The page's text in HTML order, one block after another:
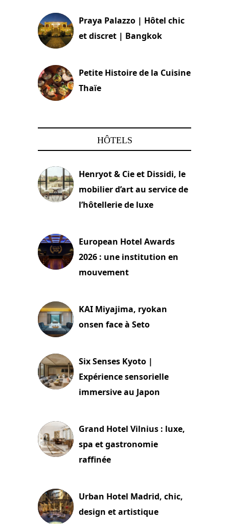
Praya Palazzo | Hôtel chic
et discret | Bangkok
Petite Histoire de la Cuisine
Thaïe
HÔTELS
Henryot & Cie et Dissidi, le
mobilier d’art au service de
l’hôtellerie de luxe
European Hotel Awards
2026 : une institution en
mouvement
KAI Miyajima, ryokan
onsen face à Seto
Six Senses Kyoto |
Expérience sensorielle
immersive au Japon
Grand Hotel Vilnius : luxe,
spa et gastronomie
raffinée
Urban Hotel Madrid, chic,
design et artistique